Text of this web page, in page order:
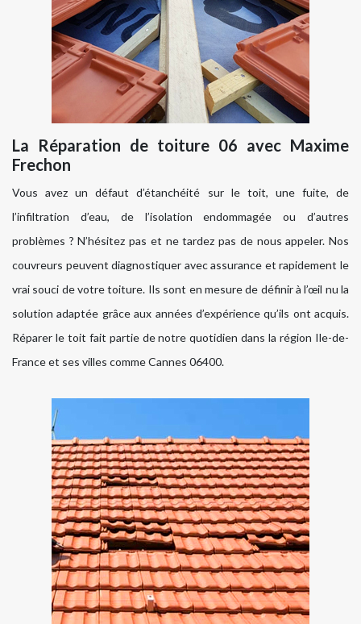
La Réparation de toiture 06 avec Maxime
Frechon
Vous avez un défaut d’étanchéité sur le toit, une fuite, de
l’infiltration d’eau, de l’isolation endommagée ou d’autres
problèmes ? N’hésitez pas et ne tardez pas de nous appeler. Nos
couvreurs peuvent diagnostiquer avec assurance et rapidement le
vrai souci de votre toiture. Ils sont en mesure de définir à l’œil nu la
solution adaptée grâce aux années d’expérience qu’ils ont acquis.
Réparer le toit fait partie de notre quotidien dans la région Ile-de-
France et ses villes comme Cannes 06400.